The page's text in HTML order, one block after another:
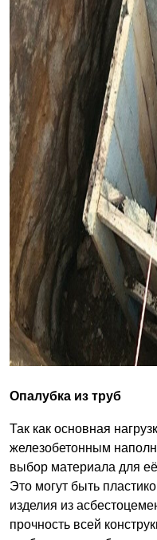
Опалубка из труб
Так как основная
железобетонным
выбор материала для
Это могут быть
изделия из
прочность всей